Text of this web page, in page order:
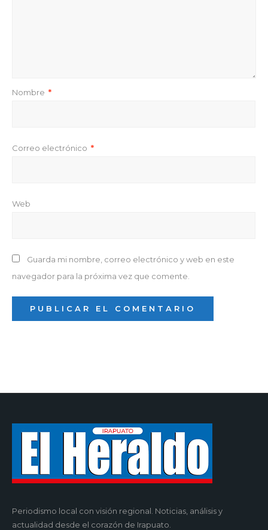
Nombre *
Correo electrónico *
Web
Guarda mi nombre, correo electrónico y web en este
navegador para la próxima vez que comente.
Periodismo local con visión regional. Noticias, análisis y
actualidad desde el corazón de Irapuato.